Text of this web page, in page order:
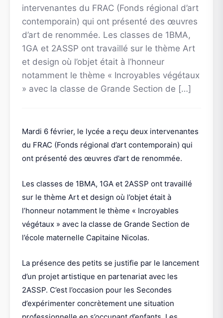
intervenantes du FRAC (Fonds régional d’art
contemporain) qui ont présenté des œuvres
d’art de renommée. Les classes de 1BMA,
1GA et 2ASSP ont travaillé sur le thème Art
et design où l’objet était à l’honneur
notamment le thème « Incroyables végétaux
» avec la classe de Grande Section de […]
Mardi 6 février, le lycée a reçu deux intervenantes
du FRAC (Fonds régional d’art contemporain) qui
ont présenté des œuvres d’art de renommée.
Les classes de 1BMA, 1GA et 2ASSP ont travaillé
sur le thème Art et design où l’objet était à
l’honneur notamment le thème « Incroyables
végétaux » avec la classe de Grande Section de
l’école maternelle Capitaine Nicolas.
La présence des petits se justifie par le lancement
d’un projet artistique en partenariat avec les
2ASSP. C’est l’occasion pour les Secondes
d’expérimenter concrètement une situation